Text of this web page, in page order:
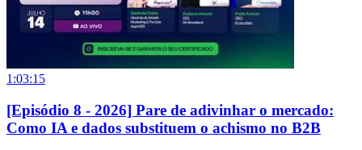
1:03:15
[Episódio 8 - 2026] Pare de adivinhar o mercado:
Como IA e dados substituem o achismo no B2B